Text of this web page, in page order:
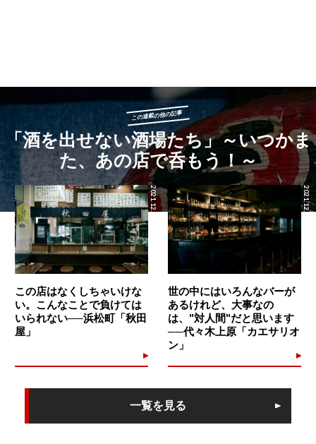
この連載の他の記事
「酒を出せない酒場たち」～いつかま
た、あの店で呑もう！～
2021.12.29
この店はなくしちゃいけな
い。こんなことで負けては
いられない──浜松町「秋田
屋」
2021.12.24
世の中にはいろんなバーが
あるけれど、大事なの
は、"対人間"だと思います
──代々木上原「カエサリオ
ン」
一覧を見る